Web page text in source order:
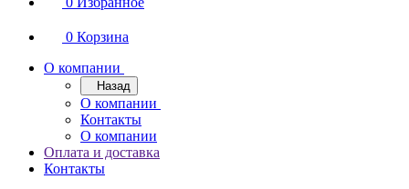
0 Корзина
О компании
Назад
О компании
Контакты
О компании
Оплата и доставка
Контакты